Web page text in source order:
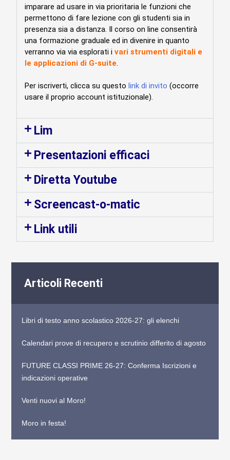
imparare ad usare in via prioritaria le funzioni che
permettono di fare lezione con gli studenti sia in
presenza sia a distanza. Il corso on line consentirà
una formazione graduale ed in divenire in quanto
verranno via via esplorati ivari strumenti digitali e
le applicazioni di G-suite
Per iscriverti, clicca su questolink di invito (occorre
usare il proprio account istituzionale).
Lim
Presentazioni efficaci
Diretta Youtube
Screencast-o-matic
Link utili
Articoli Recenti
Libri di testo anno scolastico 2026-27: gli elenchi
Calendari prove di recupero e scrutinio differito di agosto
FUTURE CLASSI PRIME 26-27: Conferma Iscrizioni e
indicazioni operative
Venti nuovi al Moro!
Moro in festa!